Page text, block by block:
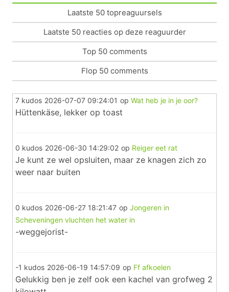
Laatste 50 topreaguursels
Laatste 50 reacties op deze reaguurder
Top 50 comments
Flop 50 comments
7 kudos 2026-07-07 09:24:01 op Wat heb je in je oor?
Hüttenkäse, lekker op toast
0 kudos 2026-06-30 14:29:02 op Reiger eet rat
Je kunt ze wel opsluiten, maar ze knagen zich zo
weer naar buiten
0 kudos 2026-06-27 18:21:47 op Jongeren in
Scheveningen vluchten het water in
-weggejorist-
-1 kudos 2026-06-19 14:57:09 op Ff afkoelen
Gelukkig ben je zelf ook een kachel van grofweg 2